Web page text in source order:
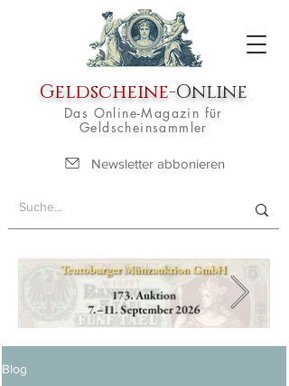
Geldscheine-Online
Das Online-Magazin für
Geldscheinsammler
Newsletter abbonieren
Blog